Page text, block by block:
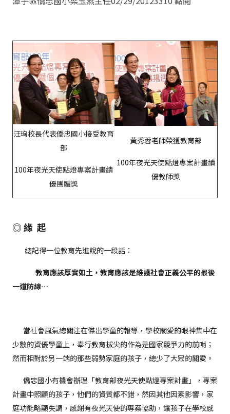
汪珣校長代表僑忠國小接受教育
部
100年夜光天使點燈專案計畫績
優團體獎
黃秀蓉老師榮獲教育部
100年夜光天使點燈專案計畫績
優教師獎
◎ 緣 起
總記得一位教育先進說的一段話：
教育應該厚實如土，教育應該是維護社會正義公平的最後
一道防線…
當社會風氣總關注在傑出學童的報導，學校關愛的眼神集中在
少數的資優學童上，奉行教育拔尖的作為是國家競爭力的前哨；
然而相對於另一端的那些弱勢家庭的孩子，總少了大眾的關愛。
僑忠國小有機會辦理「教育部夜光天使點燈專案計畫」，專案
計畫中照顧的孩子，他們的資質都不錯，然因其他因素影響，家
庭功能略顯失調，感謝有夜光天使的專案協助，讓孩子在學校感